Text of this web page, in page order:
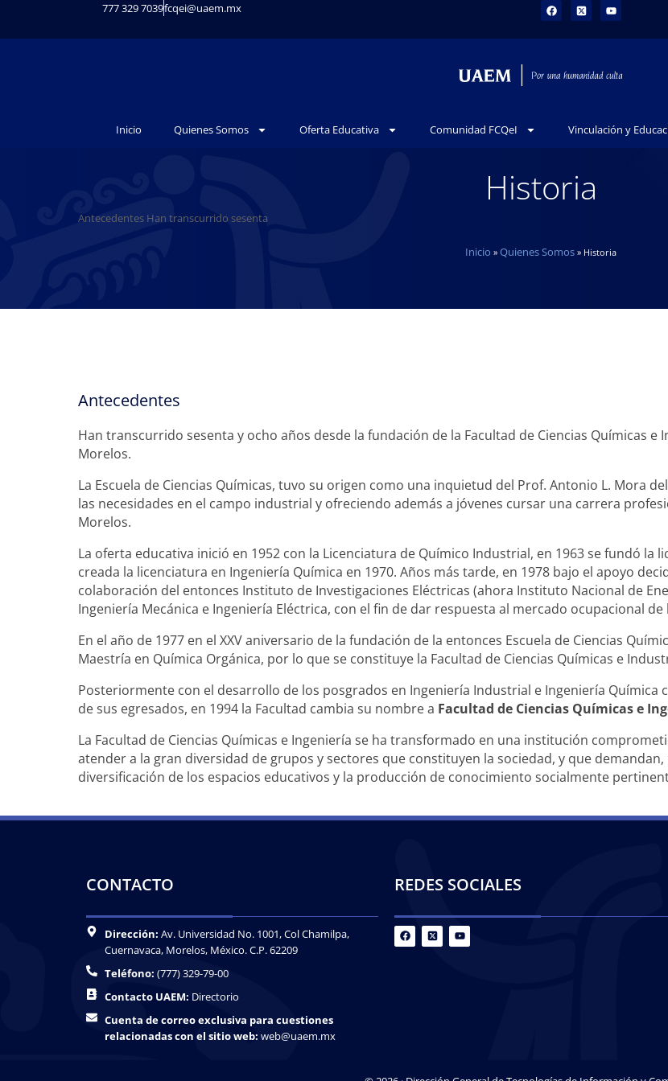
777 329 7039fcqei@uaem.mx
Inicio Quienes Somos Oferta Educativa Comunidad FCQeI Vinculación y
Historia
Antecedentes Han transcurrido sesenta
Inicio » Quienes Somos » Historia
Antecedentes
Han transcurrido sesenta y ocho años desde la fundación de la Facultad de Ciencias Químicas
Morelos.
La Escuela de Ciencias Químicas, tuvo su origen como una inquietud del Prof. Antonio L. Mora
las necesidades en el campo industrial y ofreciendo además a jóvenes cursar una carrera
Morelos.
La oferta educativa inició en 1952 con la Licenciatura de Químico Industrial, en 1963 se fundó
creada la licenciatura en Ingeniería Química en 1970. Años más tarde, en 1978 bajo el apoyo
colaboración del entonces Instituto de Investigaciones Eléctricas (ahora Instituto Nacional de
Ingeniería Mecánica e Ingeniería Eléctrica, con el fin de dar respuesta al mercado ocupacional de
En el año de 1977 en el XXV aniversario de la fundación de la entonces Escuela de Ciencias
Maestría en Química Orgánica, por lo que se constituye la Facultad de Ciencias Químicas e
Posteriormente con el desarrollo de los posgrados en Ingeniería Industrial e Ingeniería Química
de sus egresados, en 1994 la Facultad cambia su nombre a Facultad de Ciencias Químicas e
La Facultad de Ciencias Químicas e Ingeniería se ha transformado en una institución
atender a la gran diversidad de grupos y sectores que constituyen la sociedad, y que
diversificación de los espacios educativos y la producción de conocimiento socialmente
CONTACTO
Dirección: Av. Universidad No. 1001, Col Chamilpa,
Cuernavaca, Morelos, México. C.P. 62209
Teléfono: (777) 329-79-00
Contacto UAEM: Directorio
Cuenta de correo exclusiva para cuestiones
relacionadas con el sitio web: web@uaem.mx
REDES SOCIALES